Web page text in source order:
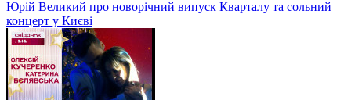
Юрій Великий про новорічний випуск Кварталу та сольний
концерт у Києві